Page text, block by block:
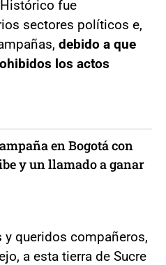
fue
sectores políticos e,
debido a que
los actos
en Bogotá con
y un llamado a ganar
y queridos compañeros,
a esta tierra de Sucre